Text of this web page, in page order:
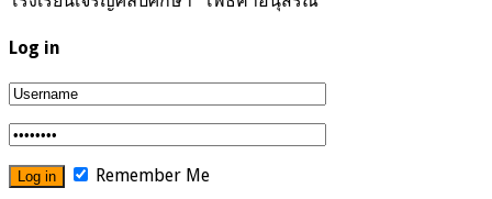
Log in
Remember Me